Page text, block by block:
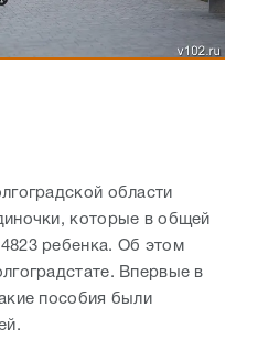
области
которые в общей
ребенка. Об этом
Впервые в
пособия были